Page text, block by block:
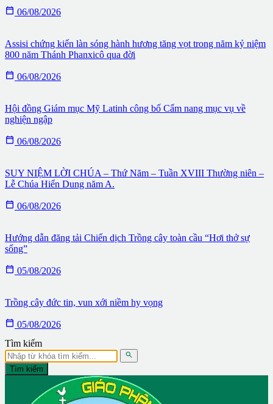
 06/08/2026
Assisi chứng kiến làn sóng hành hương tăng vọt trong năm kỷ niệm
800 năm Thánh Phanxicô qua đời
 06/08/2026
Hội đồng Giám mục Mỹ Latinh công bố Cẩm nang mục vụ về
nghiện ngập
 06/08/2026
SUY NIỆM LỜI CHÚA – Thứ Năm – Tuần XVIII Thường niên –
Lễ Chúa Hiển Dung năm A.
 06/08/2026
Hướng dẫn đăng tải Chiến dịch Trồng cây toàn cầu “Hơi thở sự
sống”
 05/08/2026
Trồng cây đức tin, vun xới niềm hy vọng
 05/08/2026
Tìm kiếm

Tìm kiếm